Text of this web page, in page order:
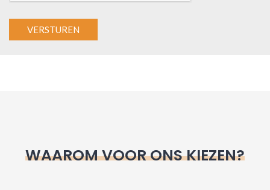
WAAROM VOOR ONS KIEZEN?